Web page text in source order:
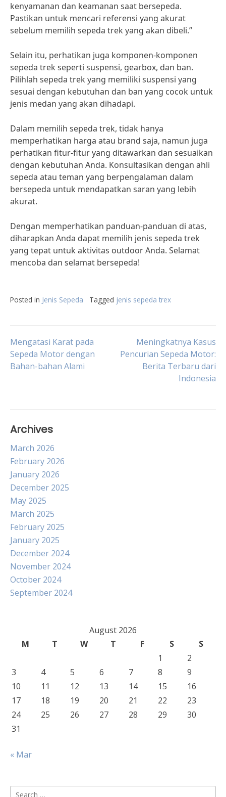
kenyamanan dan keamanan saat bersepeda.
Pastikan untuk mencari referensi yang akurat
sebelum memilih sepeda trek yang akan dibeli.”
Selain itu, perhatikan juga komponen-komponen
sepeda trek seperti suspensi, gearbox, dan ban.
Pilihlah sepeda trek yang memiliki suspensi yang
sesuai dengan kebutuhan dan ban yang cocok untuk
jenis medan yang akan dihadapi.
Dalam memilih sepeda trek, tidak hanya
memperhatikan harga atau brand saja, namun juga
perhatikan fitur-fitur yang ditawarkan dan sesuaikan
dengan kebutuhan Anda. Konsultasikan dengan ahli
sepeda atau teman yang berpengalaman dalam
bersepeda untuk mendapatkan saran yang lebih
akurat.
Dengan memperhatikan panduan-panduan di atas,
diharapkan Anda dapat memilih jenis sepeda trek
yang tepat untuk aktivitas outdoor Anda. Selamat
mencoba dan selamat bersepeda!
Posted in Jenis Sepeda Tagged jenis sepeda trex
Post
navigation
Mengatasi Karat pada
Sepeda Motor dengan
Bahan-bahan Alami
Meningkatnya Kasus
Pencurian Sepeda Motor:
Berita Terbaru dari
Indonesia
Archives
March 2026
February 2026
January 2026
December 2025
May 2025
March 2025
February 2025
January 2025
December 2024
November 2024
October 2024
September 2024
August 2026
M
T W T F S
S
1
2
3
4 5 6 7 8
9
10
11 12 13 14 15
16
17
18 19 20 21 22
23
24
25 26 27 28 29
30
31
« Mar
Search